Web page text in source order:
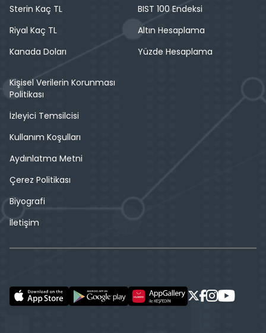
Sterin Kaç TL
Riyal Kaç TL
Kanada Doları
BIST 100 Endeksi
Altın Hesaplama
Yüzde Hesaplama
Kişisel Verilerin Korunması
Politikası
İzleyici Temsilcisi
Kullanım Koşulları
Aydınlatma Metni
Çerez Politikası
Biyografi
İletişim